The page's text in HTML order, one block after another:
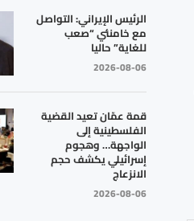
الرئيس الإيراني: التواصل
مع خامنئي “صعب
للغاية” حاليا
2026-08-06
قمة عمّان تعيد القضية
الفلسطينية إلى
الواجهة… وهجوم
إسرائيلي يكشف حجم
الانزعاج
2026-08-06